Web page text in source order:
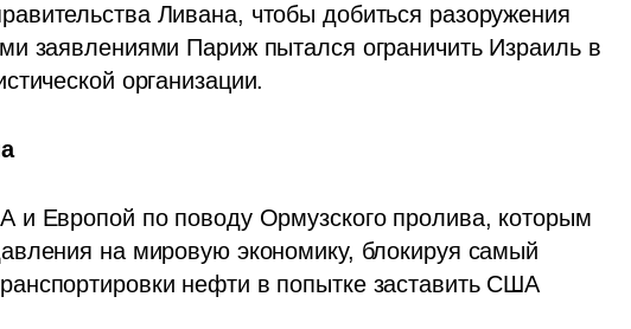
Ливана, чтобы добиться разоружения
заявлениями Париж пытался ограничить Израиль в
организации.
и Европой по поводу Ормузского пролива, которым
на мировую экономику, блокируя самый
нефти в попытке заставить США